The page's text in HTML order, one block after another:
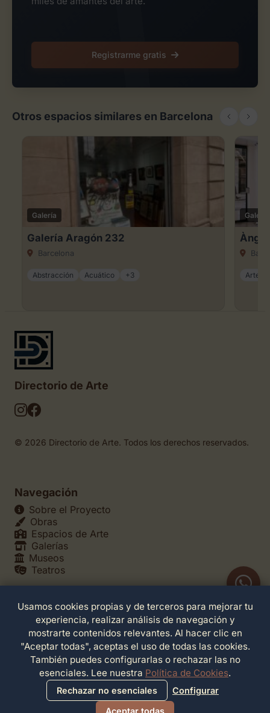
Registrarme gratis
Otros espacios similares en Barcelona
Galería
Galería Aragón 232
Barcelona
Abstracción Acuático +3
Galería
Arte
Directorio de Arte
© 2026 Directorio de Arte. Todos los derechos reservados.
Navegación
Sobre el Proyecto
Obras
Espacios de Arte
Galerías
Museos
Teatros
Legales
Política de Privacidad
Política de Cookies
Configuración de Cookies
Términos de Servicio
Contacto
Usamos cookies propias y de terceros para mejorar tu
experiencia, realizar análisis de navegación y
mostrarte contenidos relevantes. Al hacer clic en
"Aceptar todas", aceptas el uso de todas las cookies.
También puedes configurarlas o rechazar las no
esenciales. Lee nuestra Política de Cookies.
Rechazar no esenciales
Configurar
Aceptar todas